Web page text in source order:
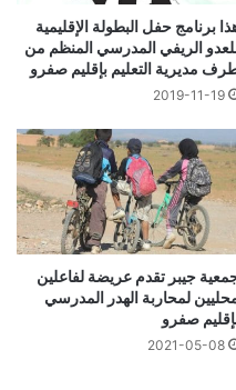
برنامج حفل البطولة الإقليمية
الريفي المدرسي المنظم من
مديرية التعليم بإقليم صفرو
2019-11-19
جيبر تقدم عريضة لفاعلين
لمحاربة الهدر المدرسي
صفرو
2021-05-08